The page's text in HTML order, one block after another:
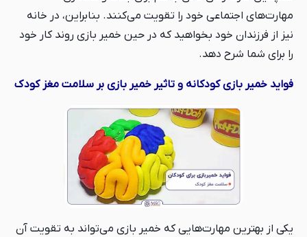
مهارت‌های اجتماعی خود را تقویت می‌کنند. بنابراین، در خانه
نیز از فرزندان خود بخواهید که در حین خمیر بازی روند کار خود
را برای شما شرح دهد.
فواید خمیر بازی کودکانه و تاثیر خمیر بازی بر سلامت مغز کودک
یکی از بهترین مهارت‌هایی که خمیر بازی می‌تواند به تقویت آن